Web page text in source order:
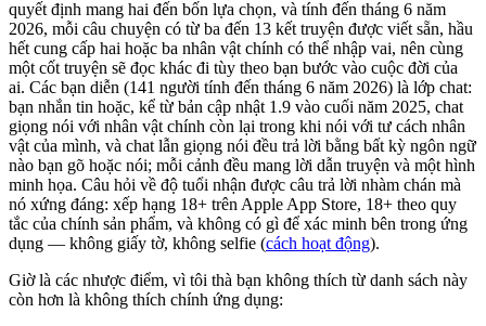
quyết định mang hai đến bốn lựa chọn, và tính đến tháng 6 năm
2026, mỗi câu chuyện có từ ba đến 13 kết truyện được viết sẵn, hầu
hết cung cấp hai hoặc ba nhân vật chính có thể nhập vai, nên cùng
một cốt truyện sẽ đọc khác đi tùy theo bạn bước vào cuộc đời của
ai. Các bạn diễn (141 người tính đến tháng 6 năm 2026) là lớp chat:
bạn nhắn tin hoặc, kể từ bản cập nhật 1.9 vào cuối năm 2025, chat
giọng nói với nhân vật chính còn lại trong khi nói với tư cách nhân
vật của mình, và chat lẫn giọng nói đều trả lời bằng bất kỳ ngôn ngữ
nào bạn gõ hoặc nói; mỗi cảnh đều mang lời dẫn truyện và một hình
minh họa. Câu hỏi về độ tuổi nhận được câu trả lời nhàm chán mà
nó xứng đáng: xếp hạng 18+ trên Apple App Store, 18+ theo quy
tắc của chính sản phẩm, và không có gì để xác minh bên trong ứng
dụng — không giấy tờ, không selfie (cách hoạt động).
Giờ là các nhược điểm, vì tôi thà bạn không thích từ danh sách này
còn hơn là không thích chính ứng dụng: